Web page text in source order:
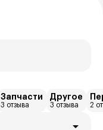
Запчасти
3 отзыва
Другое
3 отзыва 2